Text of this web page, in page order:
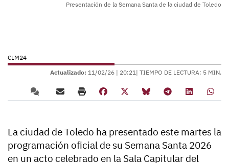
Presentación de la Semana Santa de la ciudad de Toledo
CLM24
Actualizado: 11/02/26 | 20:21| TIEMPO DE LECTURA: 5 MIN.
La ciudad de Toledo ha presentado este martes la
programación oficial de su Semana Santa 2026
en un acto celebrado en la Sala Capitular del